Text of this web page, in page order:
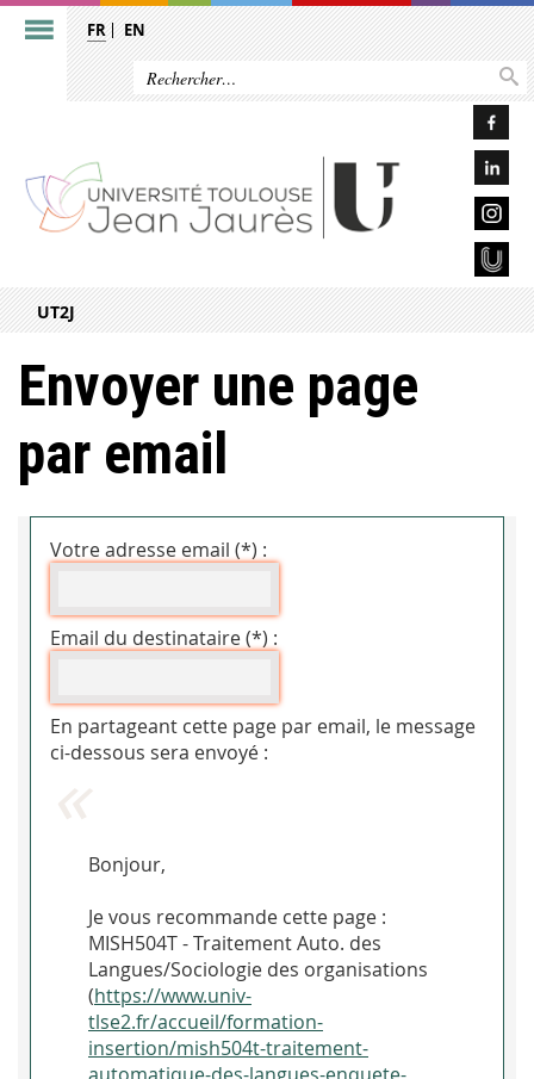
FR EN
UT2J
Envoyer une page
par email
Votre adresse email (*) :
Email du destinataire (*) :
En partageant cette page par email, le message
ci-dessous sera envoyé :
Bonjour,
Je vous recommande cette page :
MISH504T - Traitement Auto. des
Langues/Sociologie des organisations
(https://www.univ-
tlse2.fr/accueil/formation-
insertion/mish504t-traitement-